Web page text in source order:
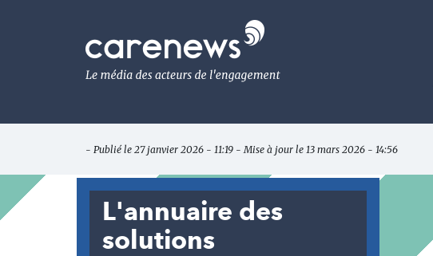
Le
média
de
l'engagement
- Publié le 27 janvier 2026 - 11:19 - Mise à jour le 13 mars 2026 - 14:56
L'annuaire des
solutions